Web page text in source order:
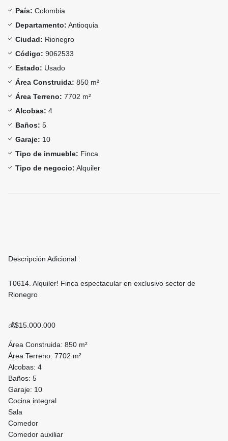
País: Colombia
Departamento: Antioquia
Ciudad: Rionegro
Código: 9062533
Estado: Usado
Área Construida: 850 m²
Área Terreno: 7702 m²
Alcobas: 4
Baños: 5
Garaje: 10
Tipo de inmueble: Finca
Tipo de negocio: Alquiler
Descripción Adicional :
T0614. Alquiler! Finca espectacular en exclusivo sector de
Rionegro
💰$15.000.000
Área Construida: 850 m²
Área Terreno: 7702 m²
Alcobas: 4
Baños: 5
Garaje: 10
Cocina integral
Sala
Comedor
Comedor auxiliar